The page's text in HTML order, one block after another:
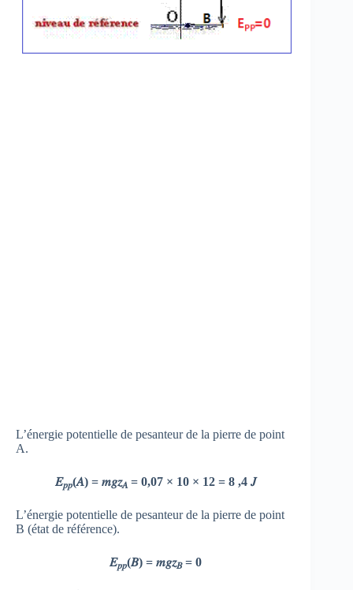
L’énergie potentielle de pesanteur de la pierre de point
A.
𝐸𝑝𝑝(𝐴) = 𝑚𝑔𝑧𝐴 = 0,07 × 10 × 12 = 8 ,4 𝐽
L’énergie potentielle de pesanteur de la pierre de point
B (état de référence).
𝐸𝑝𝑝(𝐵) = 𝑚𝑔𝑧𝐵= 0